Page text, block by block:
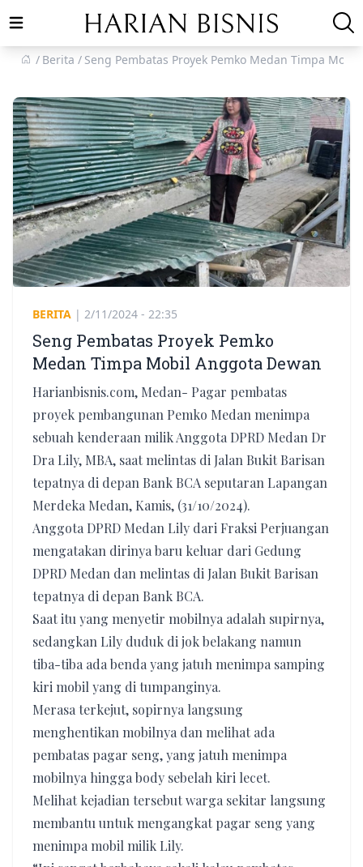
Open main menu
Berita
Seng Pembatas Proyek Pemko Medan Timpa
BERITA | 2/11/2024 - 22:35
Seng Pembatas Proyek Pemko
Medan Timpa Mobil Anggota Dewan
Harianbisnis.com, Medan- Pagar pembatas
proyek pembangunan Pemko Medan menimpa
sebuah kenderaan milik Anggota DPRD Medan Dr
Dra Lily, MBA, saat melintas di Jalan Bukit Barisan
tepatnya di depan Bank BCA seputaran Lapangan
Merdeka Medan, Kamis, (31/10/2024).
Anggota DPRD Medan Lily dari Fraksi Perjuangan
mengatakan dirinya baru keluar dari Gedung
DPRD Medan dan melintas di Jalan Bukit Barisan
tepatnya di depan Bank BCA.
Saat itu yang menyetir mobilnya adalah supirnya,
sedangkan Lily duduk di jok belakang namun
tiba-tiba ada benda yang jatuh menimpa samping
kiri mobil yang di tumpanginya.
Merasa terkejut, sopirnya langsung
menghentikan mobilnya dan melihat ada
pembatas pagar seng, yang jatuh menimpa
mobilnya hingga body sebelah kiri lecet.
Melihat kejadian tersebut warga sekitar langsung
membantu untuk mengangkat pagar seng yang
menimpa mobil milik Lily.